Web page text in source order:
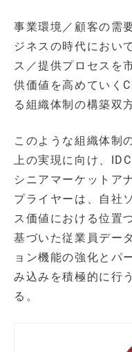
事業環境／顧客の需
ジネスの時代におい
ス／提供プロセスを
供価値を高めていく
る組織体制の構築双
このような組織体制
上の実現に向け、
シニアマーケットア
プライヤーは、自社
ス価値における位置
基づいた従業員デー
ョン機能の強化とパ
み込みを積極的に行
る。